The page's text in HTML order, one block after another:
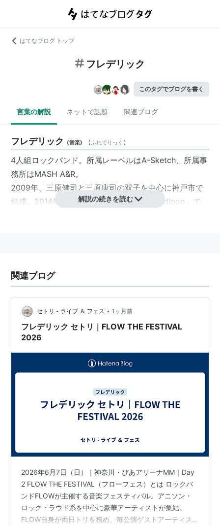
はてなブログ トップ
フレデリック
このタグでブログを書く
言葉の解説 ネットで話題 関連ブログ
フレデリック (音楽) 【ふれでりっく 】
4人組ロックバンド。所属レーベルはA-Sketch、所属事
務所はMASH A&R。
2009年、三原健司と三原康司の双子を中心に神戸市で
結成。2014年9月24日、ミニアルバム「oddloop」で
三原康司(Ba.)
赤頭隆児(Gt.)
ディスコグラフィ
オンリーワンダー（2016年6月15日）
ミニアルバム
OWARASE NIGHT（2015年5月6日）
OTOTUNE（2015年11月25日）
フルアルバム
フレデリズム（2016年10月19日）
解説の続きを読む
関連ブログ
セトリ - ライブ ＆ フェス • 1ヶ月前
フレデリック セトリ｜FLOW THE FESTIVAL
2026
2026年6月7日（日）｜神奈川・ぴあアリーナMM｜Day
2 FLOW THE FESTIVAL（フローフェス）とは ロックバ
ンドFLOWが主催する音楽フェスティバル。アニソン・
ロック・ラウド系を中心に豪華アーティストが集結。
FLOW自身が両日トリを務め、毎公演ゲストアーティス